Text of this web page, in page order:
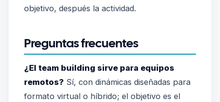
objetivo, después la actividad.
Preguntas frecuentes
¿El team building sirve para equipos
remotos? Sí, con dinámicas diseñadas para
formato virtual o híbrido; el objetivo es el